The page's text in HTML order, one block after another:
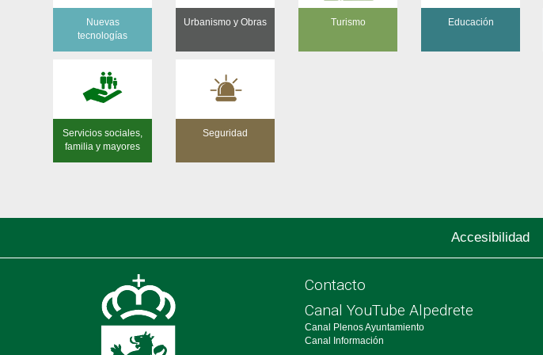
#feriatapaalpedrete: […]
h Concierto pop rock a […]
Nuevas
tecnologías
Urbanismo y Obras Turismo Educación
Servicios sociales,
familia y mayores
Seguridad
Accesibilidad
Contacto
Canal YouTube Alpedrete
Canal Plenos Ayuntamiento
Canal Información